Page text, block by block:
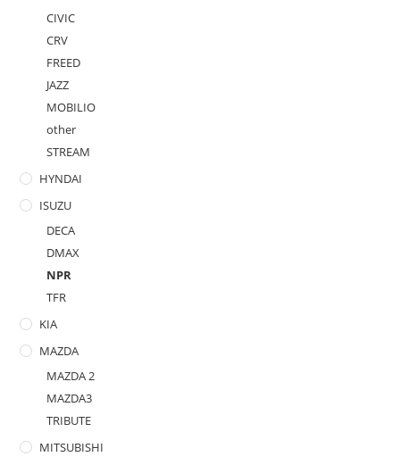
CIVIC
CRV
FREED
JAZZ
MOBILIO
other
STREAM
HYNDAI
ISUZU
DECA
DMAX
NPR
TFR
KIA
MAZDA
MAZDA 2
MAZDA3
TRIBUTE
MITSUBISHI